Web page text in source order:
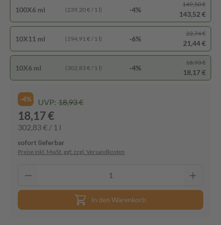
100X6 ml (239,20 € / 1 l) -4%
149,50 €
143,52 €
10X11 ml (194,91 € / 1 l) -6%
22,74 €
21,44 €
10X6 ml (302,83 € / 1 l) -4%
18,93 €
18,17 €
-4% UVP: 18,93 €
18,17 €
302,83 € / 1 l
sofort lieferbar
Preise inkl. MwSt. ggf. zzgl. Versandkosten
In den Warenkorb